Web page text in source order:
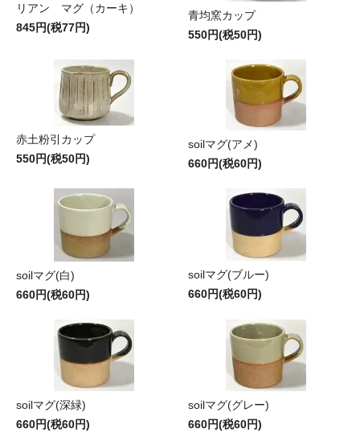
リアン マグ（カーキ）
845円(税77円)
青均窯カップ
550円(税50円)
赤土粉引カップ
550円(税50円)
soilマグ(アメ)
660円(税60円)
soilマグ(白)
660円(税60円)
soilマグ(ブルー)
660円(税60円)
soilマグ(深緑)
660円(税60円)
soilマグ(グレー)
660円(税60円)